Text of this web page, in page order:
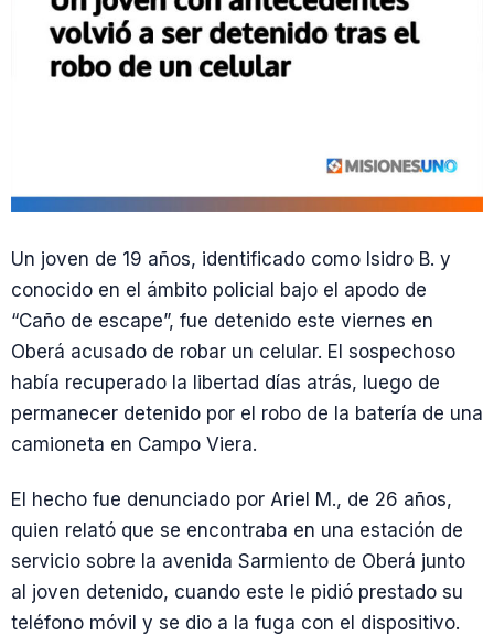
Un joven de 19 años, identificado como Isidro B. y
conocido en el ámbito policial bajo el apodo de
“Caño de escape”, fue detenido este viernes en
Oberá acusado de robar un celular. El sospechoso
había recuperado la libertad días atrás, luego de
permanecer detenido por el robo de la batería de una
camioneta en Campo Viera.
El hecho fue denunciado por Ariel M., de 26 años,
quien relató que se encontraba en una estación de
servicio sobre la avenida Sarmiento de Oberá junto
al joven detenido, cuando este le pidió prestado su
teléfono móvil y se dio a la fuga con el dispositivo.